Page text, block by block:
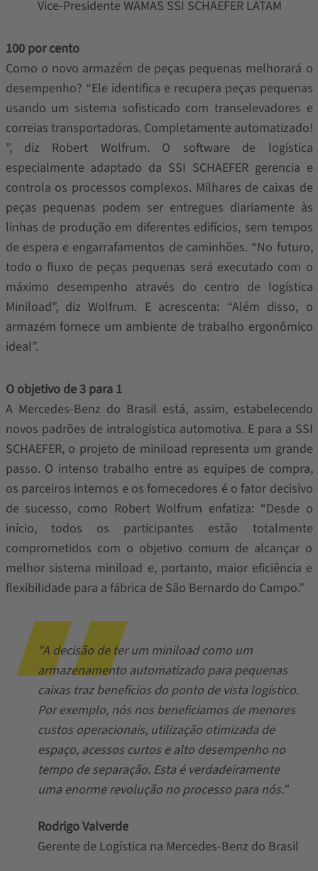
Vice-Presidente WAMAS SSI SCHAEFER LATAM
100 por cento
Como o novo armazém de peças pequenas melhorará o
desempenho? “Ele identifica e recupera peças pequenas
usando um sistema sofisticado com transelevadores e
correias transportadoras. Completamente automatizado!
”, diz Robert Wolfrum. O software de logística
especialmente adaptado da SSI SCHAEFER gerencia e
controla os processos complexos. Milhares de caixas de
peças pequenas podem ser entregues diariamente às
linhas de produção em diferentes edifícios, sem tempos
de espera e engarrafamentos de caminhões. “No futuro,
todo o fluxo de peças pequenas será executado com o
máximo desempenho através do centro de logística
Miniload”, diz Wolfrum. E acrescenta: “Além disso, o
armazém fornece um ambiente de trabalho ergonômico
ideal”.
O objetivo de 3 para 1
A Mercedes-Benz do Brasil está, assim, estabelecendo
novos padrões de intralogística automotiva. E para a SSI
SCHAEFER, o projeto de miniload representa um grande
passo. O intenso trabalho entre as equipes de compra,
os parceiros internos e os fornecedores é o fator decisivo
de sucesso, como Robert Wolfrum enfatiza: “Desde o
início, todos os participantes estão totalmente
comprometidos com o objetivo comum de alcançar o
melhor sistema miniload e, portanto, maior eficiência e
flexibilidade para a fábrica de São Bernardo do Campo.”
"A decisão de ter um miniload como um
armazenamento automatizado para pequenas
caixas traz benefícios do ponto de vista logístico.
Por exemplo, nós nos beneficiamos de menores
custos operacionais, utilização otimizada de
espaço, acessos curtos e alto desempenho no
tempo de separação. Esta é verdadeiramente
uma enorme revolução no processo para nós."
Rodrigo Valverde
Gerente de Logística na Mercedes-Benz do Brasil